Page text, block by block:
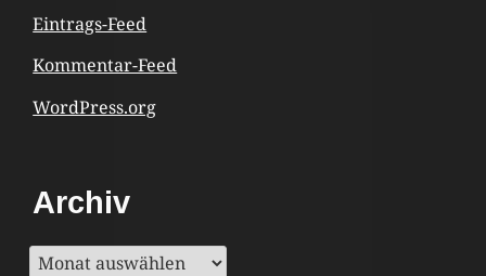
Eintrags-Feed
Kommentar-Feed
WordPress.org
Archiv
Archiv